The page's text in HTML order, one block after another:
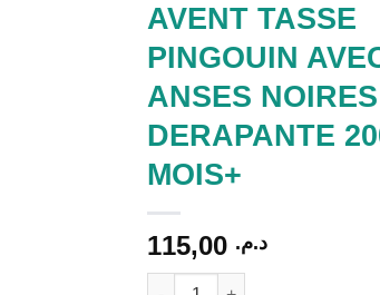
AVENT TASSE
PINGOUIN
ANSES
DERAPANTE
MOIS+
د.م.
quantité de AVENT TASSE
Alternative: